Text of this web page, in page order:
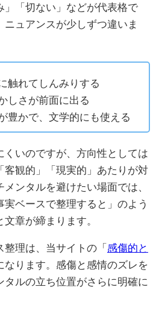
」「切ない」などが代表格で
ュアンスが少しずつ違いま
触れてしんみりする
しさが前面に出る
豊かで、文学的にも使える
くいのですが、方向性としては
客観的」「現実的」あたりが対
ンタルを避けたい場面では、
実ベースで整理すると」のよう
章が締まります。
理は、当サイトの「 感傷的と
なります。感傷と感情のズレを
タルの立ち位置がさらに明確に